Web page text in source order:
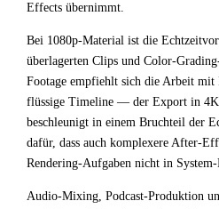
Effects übernimmt.
Bei 1080p-Material ist die
überlagerten Clips und Color-
Footage empfiehlt sich die Arbeit
flüssige Timeline — der Export in
beschleunigt in einem Bruchteil der
dafür, dass auch komplexere After-
Rendering-Aufgaben nicht in
Audio-Mixing, Podcast-Produktion